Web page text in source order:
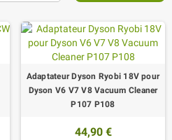
Adaptateur Dyson Ryobi 18V pour
Dyson V6 V7 V8 Vacuum Cleaner
P107 P108
44,90 €